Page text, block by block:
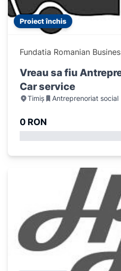
Proiect închis
Fundatia Romanian
Vreau sa fiu
Car service
Timiș Antreprenoriat social
0 RON